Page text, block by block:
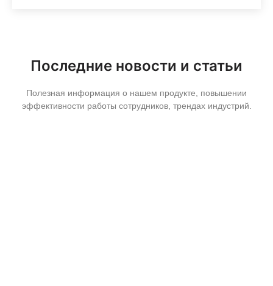
Последние новости и статьи
Полезная информация о нашем продукте, повышении
эффективности работы сотрудников, трендах индустрий.